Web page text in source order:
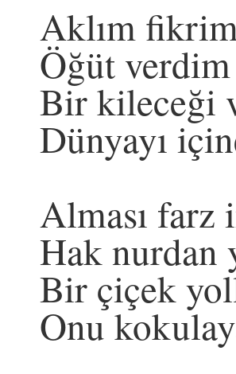
Aklım
Öğüt
Bir kileceği
Dünyayı
Alması farz
Hak nurdan
Bir çiçek
Onu